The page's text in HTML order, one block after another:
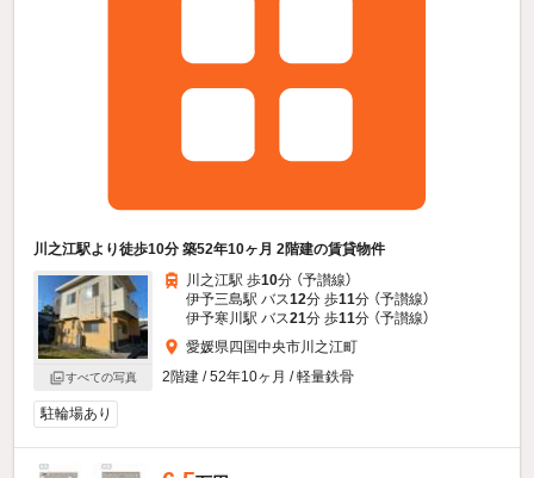
川之江駅より徒歩10分 築52年10ヶ月 2階建の賃貸物件
すべての写真
川之江駅 歩10分 （予讃線）
伊予三島駅 バス12分 歩11分 （予讃線）
伊予寒川駅 バス21分 歩11分 （予讃線）
愛媛県四国中央市川之江町
2階建 / 52年10ヶ月 / 軽量鉄骨
駐輪場あり